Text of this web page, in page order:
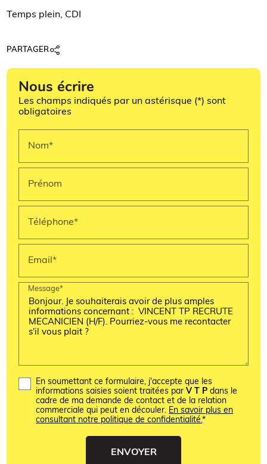
Temps plein, CDI
PARTAGER
Nous écrire
Les champs indiqués par un astérisque (*) sont
obligatoires
Nom*
Prénom
Téléphone*
Email*
Message*
En soumettant ce formulaire, j'accepte que les
informations saisies soient traitées parV T P dans le
cadre de ma demande de contact et de la relation
commerciale qui peut en découler. En savoir plus en
consultant notre politique de confidentialité.*